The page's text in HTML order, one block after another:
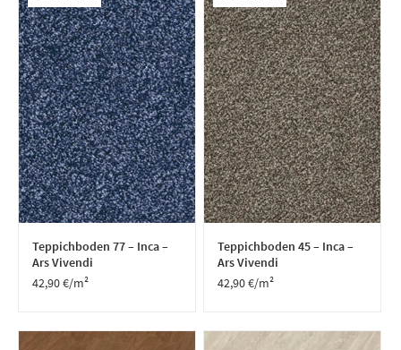
Teppichboden 77 – Inca –
Ars Vivendi
42,90€/m²
Teppichboden 45 – Inca –
Ars Vivendi
42,90€/m²